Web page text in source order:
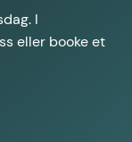
I
eller booke et